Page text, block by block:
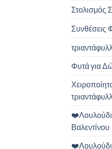
Στολισμός
Συνθέσεις
Φυτά για
Βαλεντίνου